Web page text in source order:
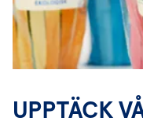
UPPTÄCK